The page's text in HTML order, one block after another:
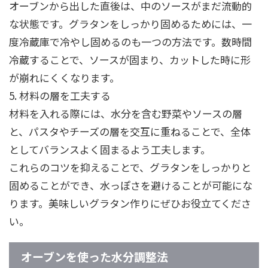
オーブンから出した直後は、中のソースがまだ流動的
な状態です。グラタンをしっかり固めるためには、一
度冷蔵庫で冷やし固めるのも一つの方法です。数時間
冷蔵することで、ソースが固まり、カットした時に形
が崩れにくくなります。
5. 材料の層を工夫する
材料を入れる際には、水分を含む野菜やソースの層
と、パスタやチーズの層を交互に重ねることで、全体
としてバランスよく固まるよう工夫します。
これらのコツを抑えることで、グラタンをしっかりと
固めることができ、水っぽさを避けることが可能にな
ります。美味しいグラタン作りにぜひお役立てくださ
い。
オーブンを使った水分調整法